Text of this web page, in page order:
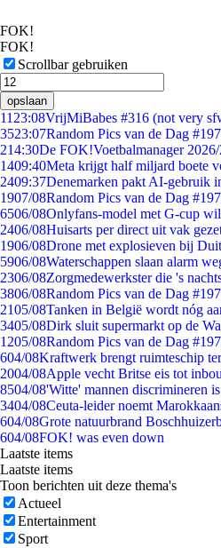
FOK!
FOK!
Scrollbar gebruiken
opslaan
11 23:08VrijMiBabes #316 (not very
3523:07Random Pics van de Dag
214:30De FOK!Voetbalmanager
1409:40Meta krijgt half miljard boete
2409:37Denemarken pakt AI-gebruik
1907/08Random Pics van de Dag
6506/08Onlyfans-model met G-cup
2406/08Huisarts per direct uit vak
1906/08Drone met explosieven bij
5906/08Waterschappen slaan alarm
2306/08Zorgmedewerkster die 's
3806/08Random Pics van de Dag
2105/08Tanken in België wordt nóg
3405/08Dirk sluit supermarkt op de
1205/08Random Pics van de Dag
604/08Kraftwerk brengt ruimteschip
2004/08Apple vecht Britse eis tot
8504/08'Witte' mannen discrimineren
3404/08Ceuta-leider noemt
604/08Grote natuurbrand
604/08FOK! was even down
Laatste items
Laatste items
Toon berichten uit deze thema's
Actueel
Entertainment
Sport